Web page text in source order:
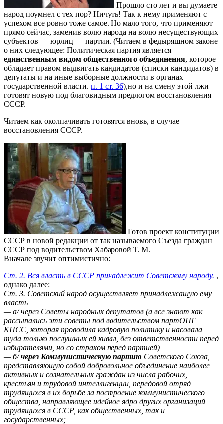
Прошло сто лет и вы думаете
народ поумнел с тех пор? Ничуть! Так к нему применяют с
успехом все ровно тоже самое. Но мало того, что применяют
прямо сейчас, заменив волю народа на волю несуществующих
субъектов — юрлиц — партии. (Читаем в федыряшном законе
о них следующее: Политическая партия является
единственным видом общественного объединения, которое
обладает правом выдвигать кандидатов (списки кандидатов) в
депутаты и на иные выборные должности в органах
государственной власти. п. 1 ст. 36),но и на смену этой лжи
готовят новую под благовидным предлогом восстановления
СССР.
Читаем как околпачивать готовятся вновь, в случае
восстановления СССР.
Готов проект конституции
СССР в новой редакции от так называемого Съезда граждан
СССР под водительством Хабаровой Т. М.
Вначале звучит оптимистично:
Ст. 2. Вся власть в СССР принадлежит Советскому народу. ,
однако далее:
Ст. 3. Советский народ осуществляет принадлежащую ему
власть
— а/ через Советы народных депутатов (а все знают как
рассыпались эти советы под водительством партОПГ
КПСС, которая проводила кадровую политику и насовала
туда только послушных ей кивал, без ответственности перед
избирателями, но со страхом перед партией)
— б/через Коммунистическую партию Советского Союза,
представляющую собой добровольное объединение наиболее
активных и сознательных граж­дан из числа рабочих,
крестьян и трудовой интеллигенции, передовой от­ряд
трудящихся в их борьбе за построение коммунистического
общества, направляющее идейное ядро других организаций
трудящихся в СССР, как общественных, так и
государственных;